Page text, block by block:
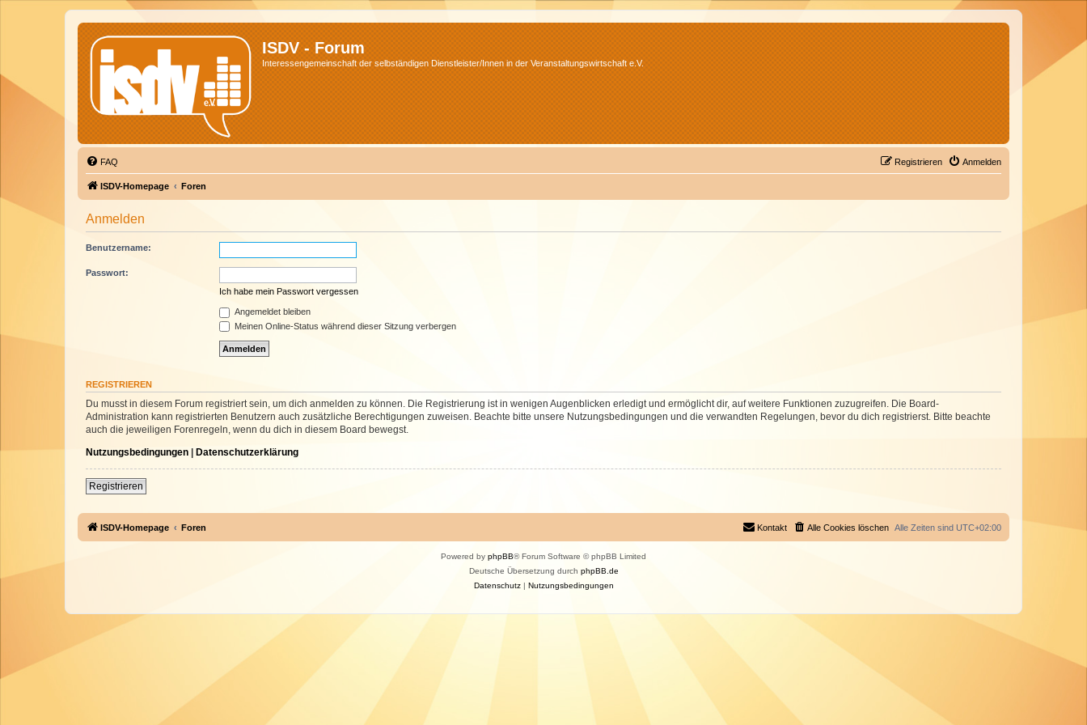
ISDV - Forum
Interessengemeinschaft der selbständigen Dienstleister/Innen in der Veranstaltungswirtschaft e.V.
FAQ Anmelden
Registrieren
ISDV-Homepage Foren
Anmelden
Benutzername:
Passwort:
Ich habe mein Passwort vergessen
Angemeldet bleiben
Meinen Online-Status während dieser Sitzung verbergen
REGISTRIEREN
Du musst in diesem Forum registriert sein, um dich anmelden zu können. Die Registrierung ist in wenigen Augenblicken erledigt und ermöglicht dir, auf weitere Funktionen zuzugreifen. Die Board-
Administration kann registrierten Benutzern auch zusätzliche Berechtigungen zuweisen. Beachte bitte unsere Nutzungsbedingungen und die verwandten Regelungen, bevor du dich registrierst. Bitte beachte
auch die jeweiligen Forenregeln, wenn du dich in diesem Board bewegst.
Nutzungsbedingungen | Datenschutzerklärung
Registrieren
ISDV-Homepage Foren Alle Zeiten sind UTC+02:00
Alle Cookies löschen
Kontakt
Powered by phpBB® Forum Software © phpBB Limited
Deutsche Übersetzung durch phpBB.de
Datenschutz| Nutzungsbedingungen